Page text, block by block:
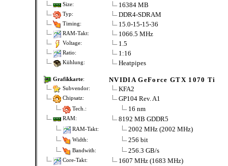
Size: 16384 MB
Typ: DDR4-SDRAM
Timing: 15.0-15-15-36
RAM-Takt: 1066.5 MHz
Voltage: 1.5
Ratio: 1:16
Kühlung: Heatpipes
Grafikkarte: NVIDIA GeForce GTX 1070 Ti
Subvendor: KFA2
Chipsatz: GP104 Rev. A1
Tech.: 16 nm
RAM: 8192 MB GDDR5
RAM-Takt: 2002 MHz (2002 MHz)
Width: 256 bit
Bandwith: 256.3 GB/s
Core-Takt: 1607 MHz (1683 MHz)